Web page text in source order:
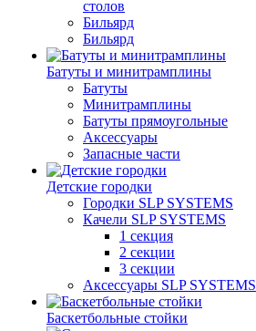
столов
Бильяpд
Бильяpд
Батуты и минитрамплины
Батуты
Минитрамплины
Батуты прямоугольные
Аксессуары
Запасные части
Детские городки
Городки SLP SYSTEMS
Качели SLP SYSTEMS
1 секция
2 секции
3 секции
Аксессуары SLP SYSTEMS
Баскетбольные стойки